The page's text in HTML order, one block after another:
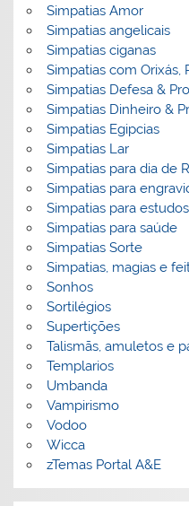
Simpatias Amor
Simpatias angelicais
Simpatias ciganas
Simpatias com Orixás,
Simpatias Defesa &
Simpatias Dinheiro &
Simpatias Egipcias
Simpatias Lar
Simpatias para dia de
Simpatias para
Simpatias para estudos
Simpatias para saúde
Simpatias Sorte
Simpatias, magias e
Sonhos
Sortilégios
Supertições
Talismãs, amuletos e
Templarios
Umbanda
Vampirismo
Vodoo
Wicca
zTemas Portal A&E